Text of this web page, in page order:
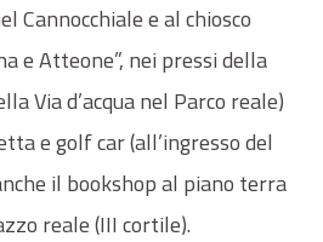
e al chiosco
e Atteone”, nei pressi della
Via d’acqua nel Parco reale)
e golf car (all’ingresso del
il bookshop al piano terra
reale (III cortile).